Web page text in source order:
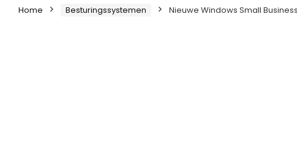
Home Besturingssystemen Nieuwe Windows Small